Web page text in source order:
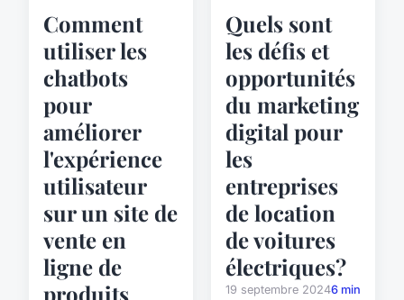
Comment
utiliser les
chatbots
pour
améliorer
l'expérience
utilisateur
sur un site de
vente en
ligne de
produits
Quels sont
les défis et
opportunités
du marketing
digital pour
les
entreprises
de location
de voitures
électriques?
19 septembre 20246 min